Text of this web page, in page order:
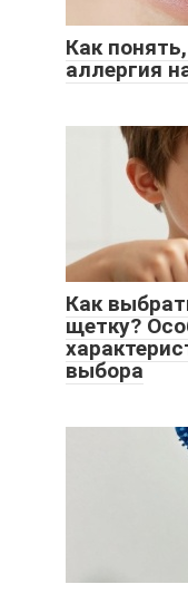
Как
аллергия
Как
щетку?
выбора